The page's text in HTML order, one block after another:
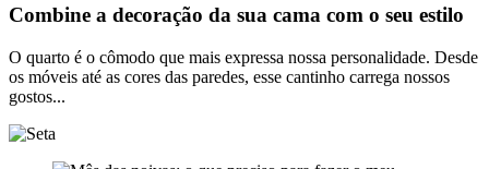
Combine a decoração da sua cama com o seu estilo
O quarto é o cômodo que mais expressa nossa personalidade. Desde
os móveis até as cores das paredes, esse cantinho carrega nossos
gostos...